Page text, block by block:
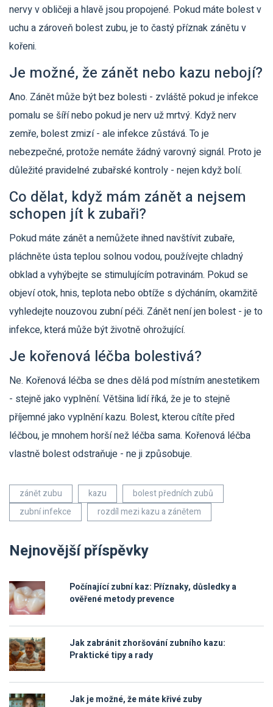
nervy v obličeji a hlavě jsou propojené. Pokud máte bolest v
uchu a zároveň bolest zubu, je to častý příznak zánětu v
kořeni.
Je možné, že zánět nebo kazu nebojí?
Ano. Zánět může být bez bolesti - zvláště pokud je infekce
pomalu se šíří nebo pokud je nerv už mrtvý. Když nerv
zemře, bolest zmizí - ale infekce zůstává. To je
nebezpečné, protože nemáte žádný varovný signál. Proto je
důležité pravidelné zubařské kontroly - nejen když bolí.
Co dělat, když mám zánět a nejsem
schopen jít k zubaři?
Pokud máte zánět a nemůžete ihned navštívit zubaře,
pláchněte ústa teplou solnou vodou, používejte chladný
obklad a vyhýbejte se stimulujícím potravinám. Pokud se
objeví otok, hnis, teplota nebo obtíže s dýcháním, okamžitě
vyhledejte nouzovou zubní péči. Zánět není jen bolest - je to
infekce, která může být životně ohrožující.
Je kořenová léčba bolestivá?
Ne. Kořenová léčba se dnes dělá pod místním anestetikem
- stejně jako vyplnění. Většina lidí říká, že je to stejně
příjemné jako vyplnění kazu. Bolest, kterou cítíte před
léčbou, je mnohem horší než léčba sama. Kořenová léčba
vlastně bolest odstraňuje - ne ji způsobuje.
zánět zubu kazu
bolest předních zubů
zubní infekce
rozdíl mezi kazu a zánětem
Nejnovější příspěvky
Počínající zubní kaz: Příznaky, důsledky a
ověřené metody prevence
Jak zabránit zhoršování zubního kazu:
Praktické tipy a rady
Jak je možné, že máte křivé zuby